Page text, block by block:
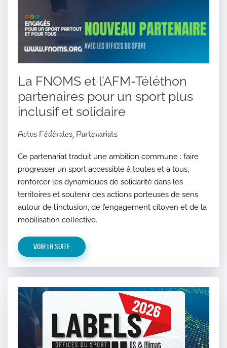
La FNOMS et l’AFM-Téléthon
partenaires pour un sport plus
inclusif et solidaire
Actus Fédérales, Partenariats
Ce partenariat traduit une ambition commune : faire
progresser un sport accessible à toutes et à tous,
renforcer les dynamiques de solidarité dans les
territoires et soutenir des actions porteuses de sens
autour de l’inclusion, de l’engagement citoyen et de la
mobilisation collective.
Voir la suite